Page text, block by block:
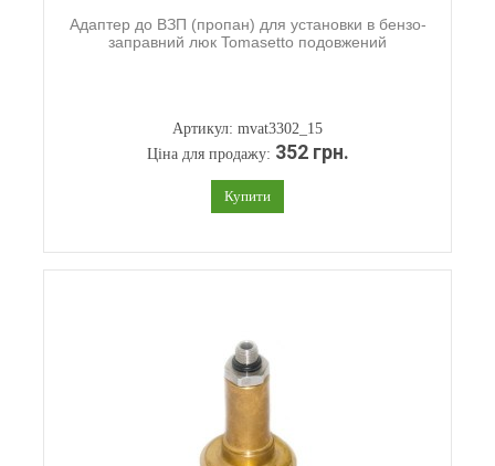
Адаптер до ВЗП (пропан) для установки в бензо-
заправний люк Tomasetto подовжений
Артикул: mvat3302_15
Ціна для продажу: 352 грн.
Купити